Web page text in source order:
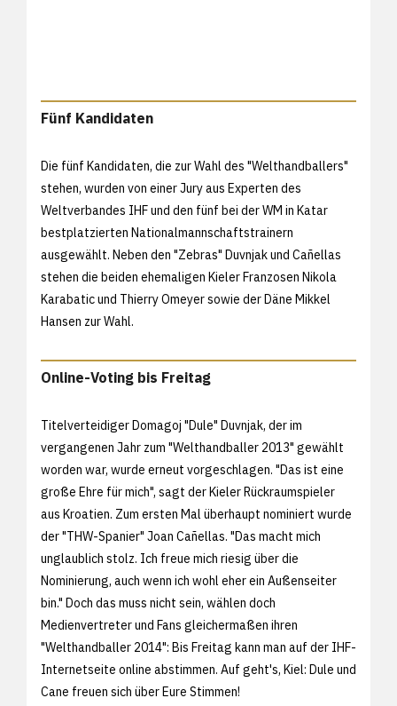
Fünf Kandidaten
Die fünf Kandidaten, die zur Wahl des "Welthandballers"
stehen, wurden von einer Jury aus Experten des
Weltverbandes IHF und den fünf bei der WM in Katar
bestplatzierten Nationalmannschaftstrainern
ausgewählt. Neben den "Zebras" Duvnjak und Cañellas
stehen die beiden ehemaligen Kieler Franzosen Nikola
Karabatic und Thierry Omeyer sowie der Däne Mikkel
Hansen zur Wahl.
Online-Voting bis Freitag
Titelverteidiger Domagoj "Dule" Duvnjak, der im
vergangenen Jahr zum "Welthandballer 2013" gewählt
worden war, wurde erneut vorgeschlagen. "Das ist eine
große Ehre für mich", sagt der Kieler Rückraumspieler
aus Kroatien. Zum ersten Mal überhaupt nominiert wurde
der "THW-Spanier" Joan Cañellas. "Das macht mich
unglaublich stolz. Ich freue mich riesig über die
Nominierung, auch wenn ich wohl eher ein Außenseiter
bin." Doch das muss nicht sein, wählen doch
Medienvertreter und Fans gleichermaßen ihren
"Welthandballer 2014": Bis Freitag kann man auf der IHF-
Internetseite online abstimmen. Auf geht's, Kiel: Dule und
Cane freuen sich über Eure Stimmen!